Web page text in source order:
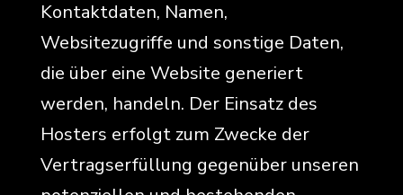
Kontaktdaten, Namen,
Websitezugriffe und sonstige Daten,
die über eine Website generiert
werden, handeln. Der Einsatz des
Hosters erfolgt zum Zwecke der
Vertragserfüllung gegenüber unseren